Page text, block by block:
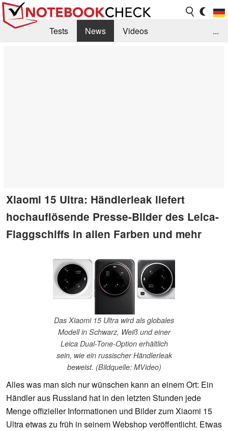
Tests News
Videos
...
Xiaomi 15 Ultra: Händlerleak liefert
hochauflösende Presse-Bilder des Leica-
Flaggschiffs in allen Farben und mehr
Das Xiaomi 15 Ultra wird als globales
Modell in Schwarz, Weiß und einer
Leica Dual-Tone-Option erhältlich
sein, wie ein russischer Händlerleak
beweist. (Bildquelle: MVideo)
Alles was man sich nur wünschen kann an einem Ort: Ein
Händler aus Russland hat in den letzten Stunden jede
Menge offizieller Informationen und Bilder zum Xiaomi 15
Ultra etwas zu früh in seinem Webshop veröffentlicht. Etwas